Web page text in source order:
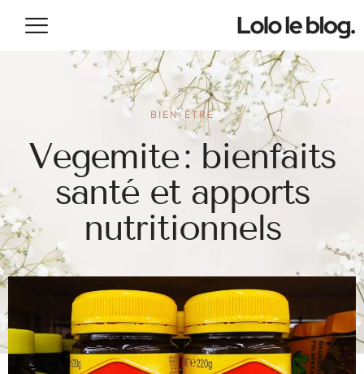
BIEN-ÊTRE
Vegemite : bienfaits
santé et apports
nutritionnels